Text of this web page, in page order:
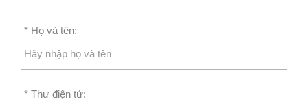
* Họ và tên:
* Thư điện tử: